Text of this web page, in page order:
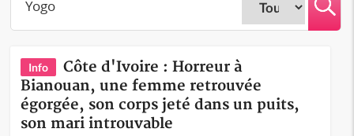
Info
Côte d'Ivoire : Horreur à
Bianouan, une femme retrouvée
égorgée, son corps jeté dans un puits,
son mari introuvable